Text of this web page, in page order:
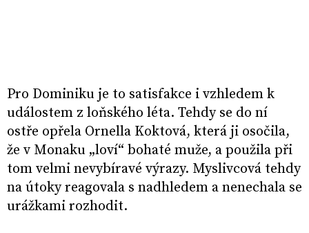
Pro Dominiku je to satisfakce i vzhledem k
událostem z loňského léta. Tehdy se do ní
ostře opřela Ornella Koktová, která ji osočila,
že v Monaku „loví“ bohaté muže, a použila při
tom velmi nevybíravé výrazy. Myslivcová tehdy
na útoky reagovala s nadhledem a nenechala se
urážkami rozhodit.